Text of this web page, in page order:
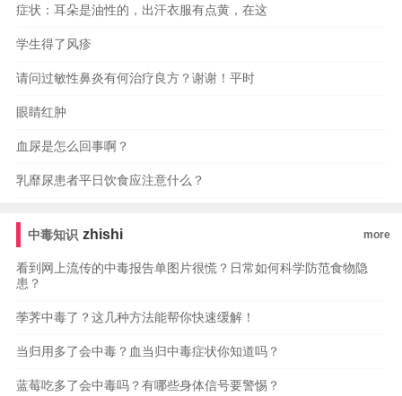
症状：耳朵是油性的，出汗衣服有点黄，在这
学生得了风疹
请问过敏性鼻炎有何治疗良方？谢谢！平时
眼睛红肿
血尿是怎么回事啊？
乳靡尿患者平日饮食应注意什么？
中毒知识 zhishi more
看到网上流传的中毒报告单图片很慌？日常如何科学防范食物隐
患？
荸荠中毒了？这几种方法能帮你快速缓解！
当归用多了会中毒？血当归中毒症状你知道吗？
蓝莓吃多了会中毒吗？有哪些身体信号要警惕？